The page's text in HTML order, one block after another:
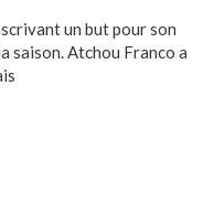
un but pour son
saison. Atchou Franco a